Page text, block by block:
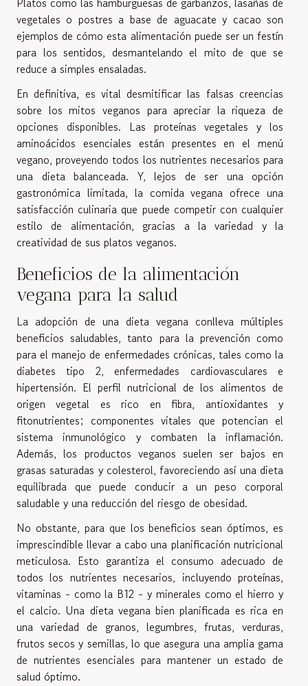
vegetales o postres a base de aguacate y cacao son
ejemplos de cómo esta alimentación puede ser un festín
para los sentidos, desmantelando el mito de que se
reduce a simples ensaladas.
En definitiva, es vital desmitificar las falsas creencias
sobre los mitos veganos para apreciar la riqueza de
opciones disponibles. Las proteínas vegetales y los
aminoácidos esenciales están presentes en el menú
vegano, proveyendo todos los nutrientes necesarios para
una dieta balanceada. Y, lejos de ser una opción
gastronómica limitada, la comida vegana ofrece una
satisfacción culinaria que puede competir con cualquier
estilo de alimentación, gracias a la variedad y la
creatividad de sus platos veganos.
Beneficios de la alimentación
vegana para la salud
La adopción de una dieta vegana conlleva múltiples
beneficios saludables, tanto para la prevención como
para el manejo de enfermedades crónicas, tales como la
diabetes tipo 2, enfermedades cardiovasculares e
hipertensión. El perfil nutricional de los alimentos de
origen vegetal es rico en fibra, antioxidantes y
fitonutrientes; componentes vitales que potencian el
sistema inmunológico y combaten la inflamación.
Además, los productos veganos suelen ser bajos en
grasas saturadas y colesterol, favoreciendo así una dieta
equilibrada que puede conducir a un peso corporal
saludable y una reducción del riesgo de obesidad.
No obstante, para que los beneficios sean óptimos, es
imprescindible llevar a cabo una planificación nutricional
meticulosa. Esto garantiza el consumo adecuado de
todos los nutrientes necesarios, incluyendo proteínas,
vitaminas - como la B12 - y minerales como el hierro y
el calcio. Una dieta vegana bien planificada es rica en
una variedad de granos, legumbres, frutas, verduras,
frutos secos y semillas, lo que asegura una amplia gama
de nutrientes esenciales para mantener un estado de
salud óptimo.